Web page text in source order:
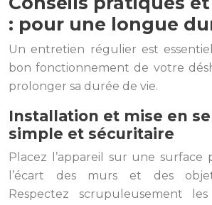
: pour une longue
Un entretien régulier est
bon fonctionnement de votre
prolonger sa durée de vie.
Installation et mise en
simple et sécuritaire
Placez l’appareil sur une surface
l’écart des murs et des
Respectez scrupuleusement